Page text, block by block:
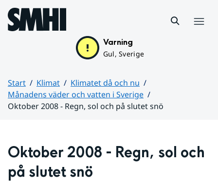
Hoppa till sidans innehåll
Varning
Gul, Sverige
Start Klimat
Klimatet då och nu
Månadens väder och vatten i Sverige
Oktober 2008 - Regn, sol och på slutet snö
Oktober 2008 - Regn, sol och
på slutet snö